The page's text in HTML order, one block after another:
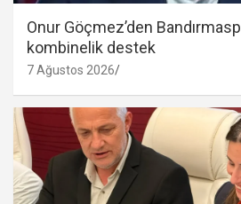
Onur Göçmez’den
kombinelik destek
7 Ağustos 2026